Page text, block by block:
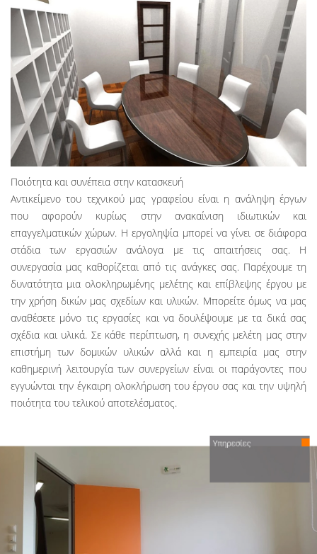
Ποιότητα και συνέπεια στην κατασκευή
Αντικείμενο του τεχνικού μας γραφείου είναι η ανάληψη έργων
που αφορούν κυρίως στην ανακαίνιση ιδιωτικών και
επαγγελματικών χώρων. Η εργοληψία μπορεί να γίνει σε διάφορα
στάδια των εργασιών ανάλογα με τις απαιτήσεις σας. Η
συνεργασία μας καθορίζεται από τις ανάγκες σας. Παρέχουμε τη
δυνατότητα μια ολοκληρωμένης μελέτης και επίβλεψης έργου με
την χρήση δικών μας σχεδίων και υλικών. Μπορείτε όμως να μας
αναθέσετε μόνο τις εργασίες και να δουλέψουμε με τα δικά σας
σχέδια και υλικά. Σε κάθε περίπτωση, η συνεχής μελέτη μας στην
επιστήμη των δομικών υλικών αλλά και η εμπειρία μας στην
καθημερινή λειτουργία των συνεργείων είναι οι παράγοντες που
εγγυώνται την έγκαιρη ολοκλήρωση του έργου σας και την υψηλή
ποιότητα του τελικού αποτελέσματος.